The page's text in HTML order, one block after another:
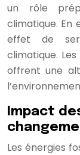
un rôle
climatique. En
effet de
climatique.
offrent une
Impact
Les énergies